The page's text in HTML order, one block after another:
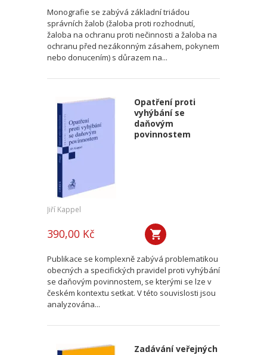
Monografie se zabývá základní triádou
správních žalob (žaloba proti rozhodnutí,
žaloba na ochranu proti nečinnosti a žaloba na
ochranu před nezákonným zásahem, pokynem
nebo donucením) s důrazem na...
Opatření proti
vyhýbání se
daňovým
povinnostem
Jiří Kappel
390,00 Kč
Publikace se komplexně zabývá problematikou
obecných a specifických pravidel proti vyhýbání
se daňovým povinnostem, se kterými se lze v
českém kontextu setkat. V této souvislosti jsou
analyzována...
Zadávání veřejných